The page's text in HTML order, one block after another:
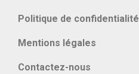
Politique de confidentialité
Mentions légales
Contactez-nous